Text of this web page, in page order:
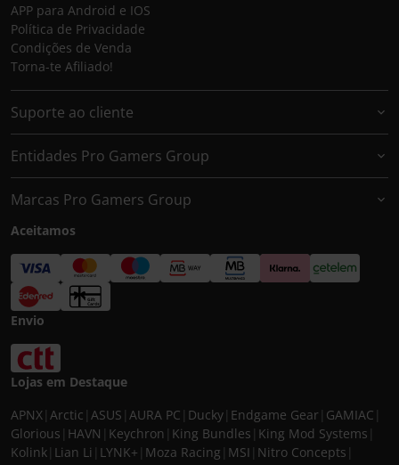
APP para Android e IOS
Política de Privacidade
Condições de Venda
Torna-te Afiliado!
Suporte ao cliente
Entidades Pro Gamers Group
Marcas Pro Gamers Group
Aceitamos
Envio
Lojas em Destaque
APNX Arctic ASUS AURA PC Ducky Endgame Gear GAMIAC
Glorious HAVN Keychron King Bundles King Mod Systems
Kolink Lian Li LYNK+ Moza Racing MSI Nitro Concepts